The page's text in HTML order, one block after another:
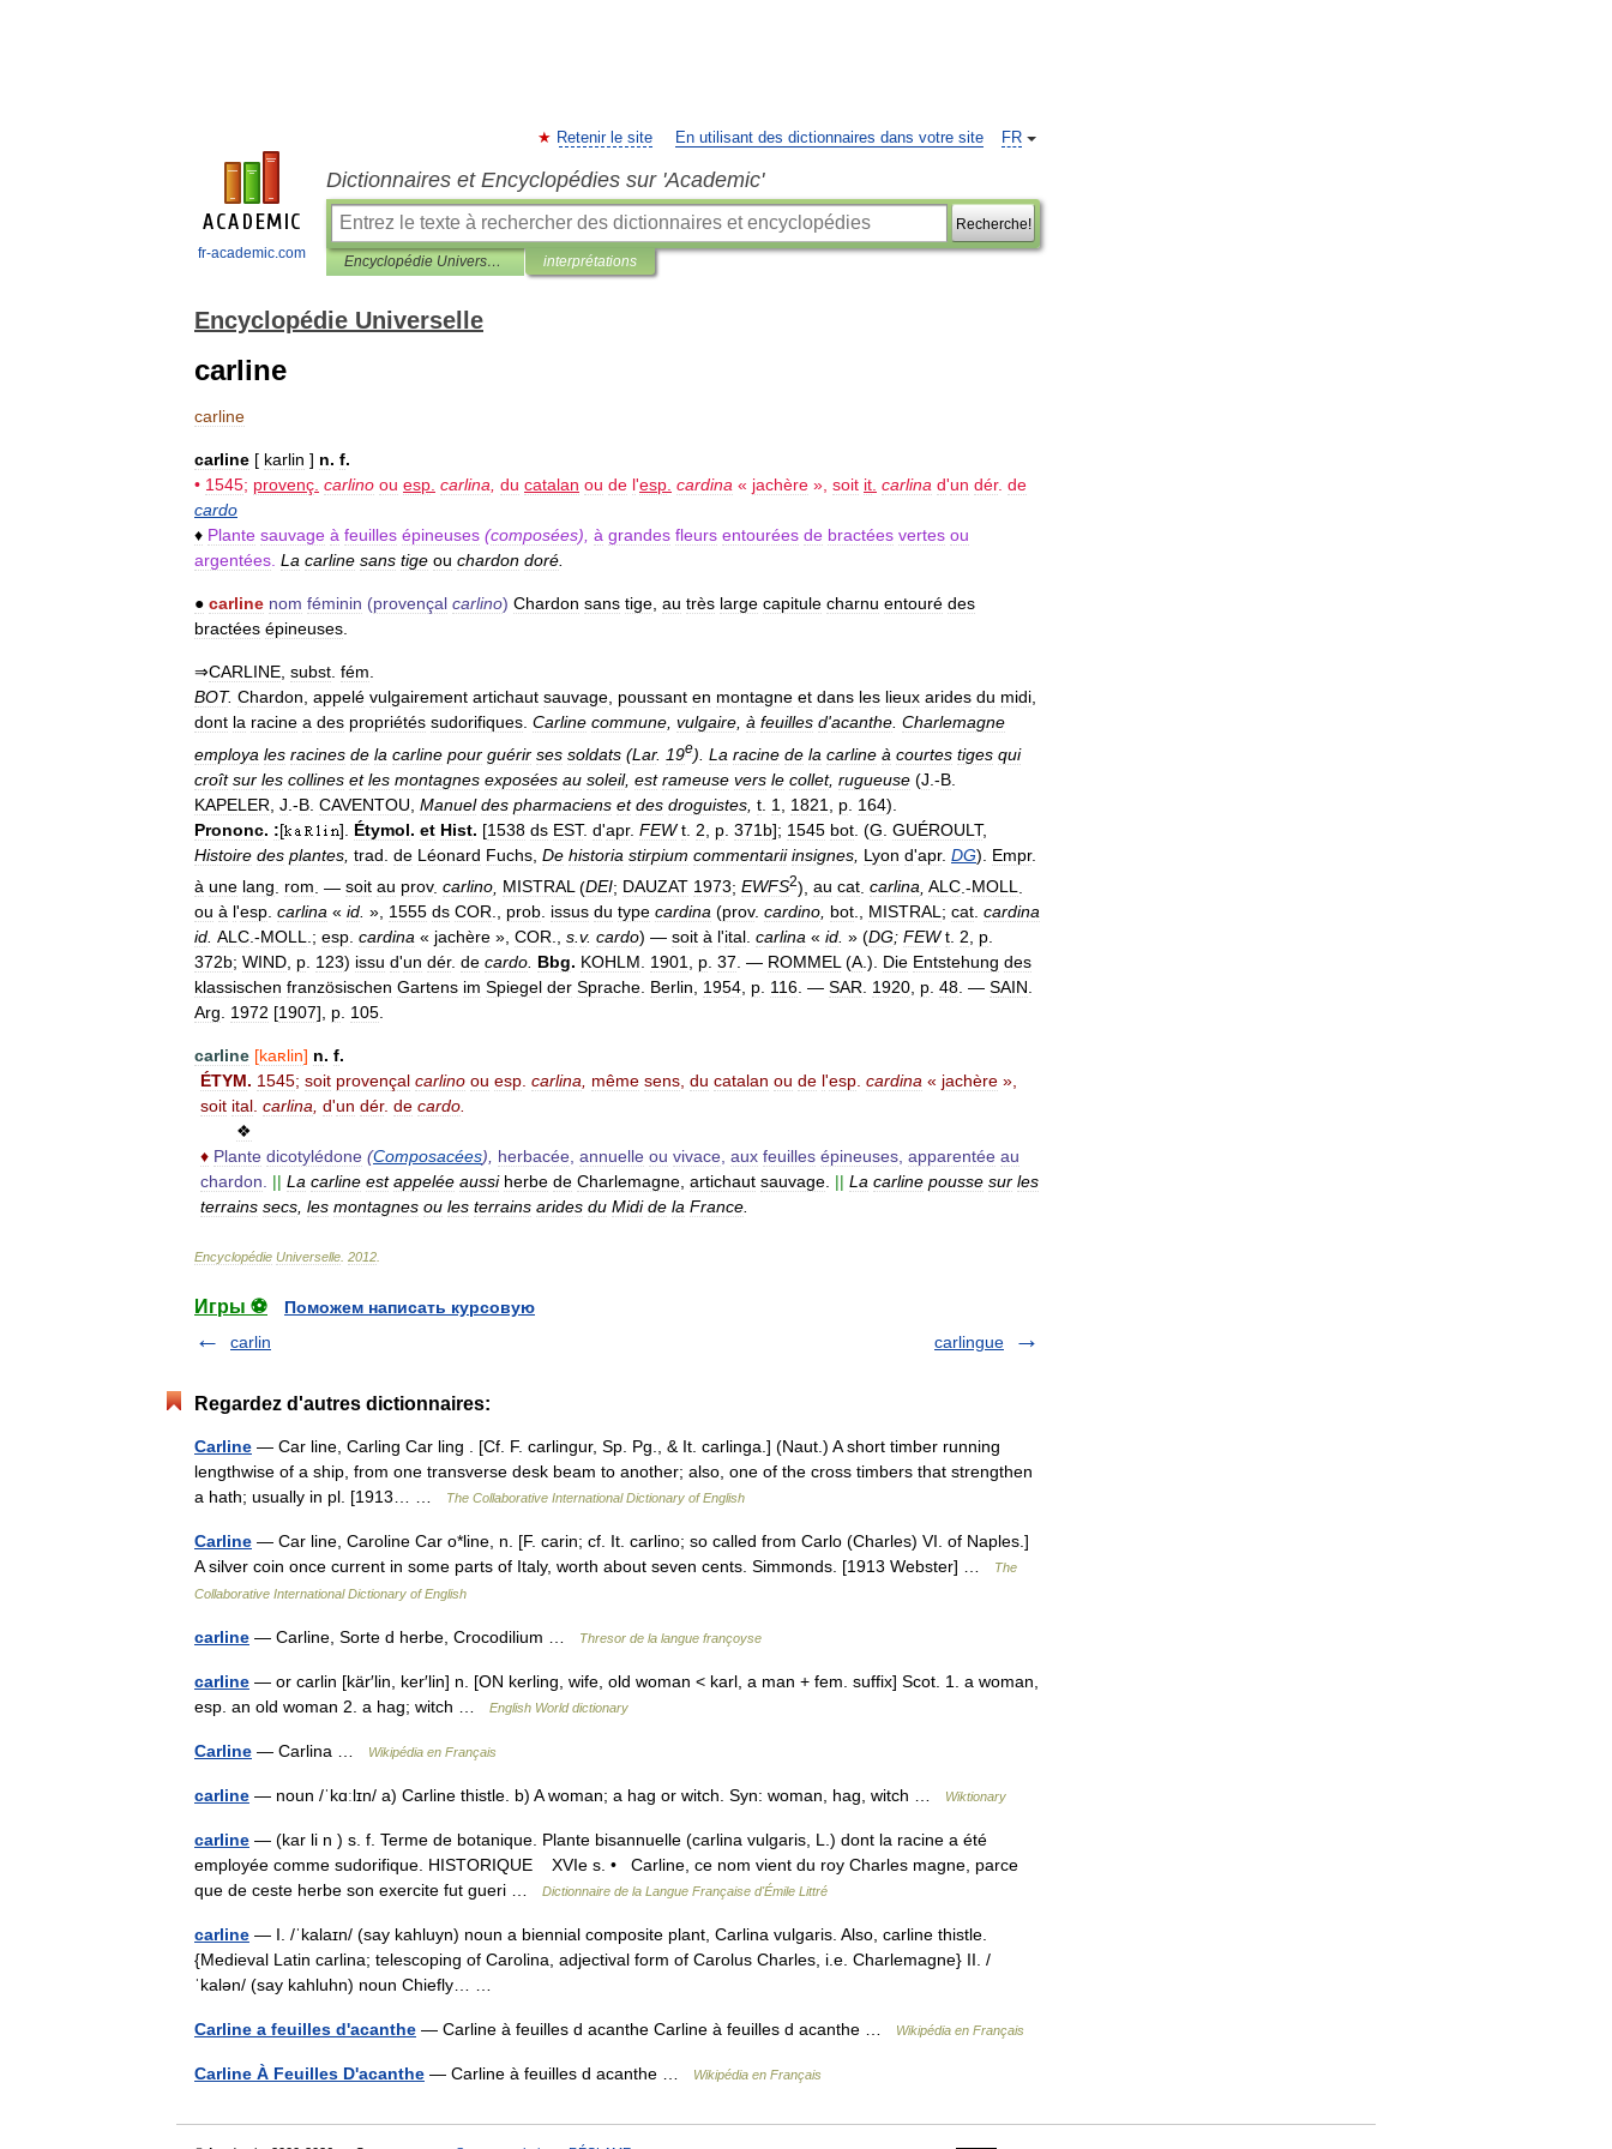
fr-academic.com
FR
Retenir le site En utilisant des dictionnaires dans votre site
Dictionnaires et Encyclopédies sur 'Academic'
Recherche!
Encyclopédie Universelle interprétations
Encyclopédie Universelle
carline
carline
carline [ karlin ] n. f.
• 1545; provenç carlino ou esp carlina du catalan ou de l'esp cardina « jachère », soit it carlina d'un dér. de
cardo
♦ Plante sauvage à feuilles épineuses (composées), à grandes fleurs entourées de bractées vertes ou
argentées La carline sans tige ou chardon doré
● carline nom féminin (provençal carlino) Chardon sans tige au très large capitule charnu entouré des
bractées épineuses
⇒CARLINE subst fém
BOT. Chardon appelé vulgairement artichaut sauvage poussant en montagne et dans les lieux arides du midi
dont la racine a des propriétés sudorifiques Carline commune vulgaire à feuilles d'acanthe Charlemagne
employa les racines de la carline pour guérir ses soldats (Lar. 19e). La racine de la carline à courtes tiges qui
croît sur les collines et les montagnes exposées au soleil, est rameuse vers le collet, rugueuse (J .-B
KAPELER J .-B CAVENTOU Manuel des pharmaciens et des droguistes t 1 1821 p 164).
Prononc. :[ ]. Étymol. et Hist. [1538 ds EST. d'apr. FEW t 2 p 371b]; 1545 bot . (G GUÉROULT,
Histoire des plantes trad de Léonard Fuchs De historia stirpium commentarii insignes Lyon d'apr. DG). Empr.
à une lang rom . — soit au prov. carlino MISTRAL(DEI; DAUZAT 1973; EWFS2), au cat carlina ALC .-MOLL
ou à l'esp. carlina « id. », 1555 ds COR., prob. issus du type cardina (prov. cardino, bot., MISTRAL; cat. cardina
id. ALC.-MOLL.; esp. cardina « jachère », COR., s.v. cardo) — soit à l'ital. carlina « id. » (DG; FEW t. 2, p.
372b; WIND, p. 123) issu d'un dér. de cardo. Bbg. KOHLM. 1901, p. 37. — ROMMEL(A.). Die Entstehung des
klassischen französischen Gartens im Spiegel der Sprache. Berlin, 1954, p. 116. — SAR. 1920, p. 48. — SAIN.
Arg. 1972 [1907], p. 105.
carline [kaʀlin] n. f.
ÉTYM. 1545; soit provençal carlino ou esp. carlina, même sens, du catalan ou de l'esp. cardina « jachère »,
soit ital. carlina, d'un dér. de cardo.
❖
♦ Plante dicotylédone (Composacées), herbacée, annuelle ou vivace, aux feuilles épineuses, apparentée au
chardon. || La carline est appelée aussi herbe de Charlemagne, artichaut sauvage. || La carline pousse sur les
terrains secs, les montagnes ou les terrains arides du Midi de la France.
Encyclopédie Universelle 2012
Игры ⚽
Поможем написать курсовую
carlin
carlingue
Regardez d'autres dictionnaires:
Carline — Car line, Carling Car ling . [Cf. F. carlingur, Sp. Pg., & It. carlinga.] (Naut.) A short timber running
lengthwise of a ship, from one transverse desk beam to another; also, one of the cross timbers that strengthen
a hath; usually in pl. [1913… …
The Collaborative International Dictionary of English
Carline — Car line, Caroline Car o*line, n. [F. carin; cf. It. carlino; so called from Carlo (Charles) VI. of Naples.]
A silver coin once current in some parts of Italy, worth about seven cents. Simmonds. [1913 Webster] …
The
Collaborative International Dictionary of English
carline — Carline, Sorte d herbe, Crocodilium … Thresor de la langue françoyse
carline — or carlin [kär′lin, ker′lin] n. [ON kerling, wife, old woman < karl, a man + fem. suffix] Scot. 1. a woman,
esp. an old woman 2. a hag; witch …
English World dictionary
Carline — Carlina … Wikipédia en Français
carline — noun /ˈkɑːlɪn/ a) Carline thistle. b) A woman; a hag or witch. Syn: woman, hag, witch … Wiktionary
carline — (kar li n ) s. f. Terme de botanique. Plante bisannuelle (carlina vulgaris, L.) dont la racine a été
employée comme sudorifique. HISTORIQUE XVIe s. • Carline, ce nom vient du roy Charles magne, parce
que de ceste herbe son exercite fut gueri …
Dictionnaire de la Langue Française d'Émile Littré
carline — I. /ˈkalaɪn/ (say kahluyn) noun a biennial composite plant, Carlina vulgaris. Also, carline thistle.
{Medieval Latin carlina; telescoping of Carolina, adjectival form of Carolus Charles, i.e. Charlemagne} II. /
ˈkalən/ (say kahluhn) noun Chiefly… …
Carline a feuilles d'acanthe — Carline à feuilles d acanthe Carline à feuilles d acanthe … Wikipédia en Français
Carline À Feuilles D'acanthe — Carline à feuilles d acanthe … Wikipédia en Français